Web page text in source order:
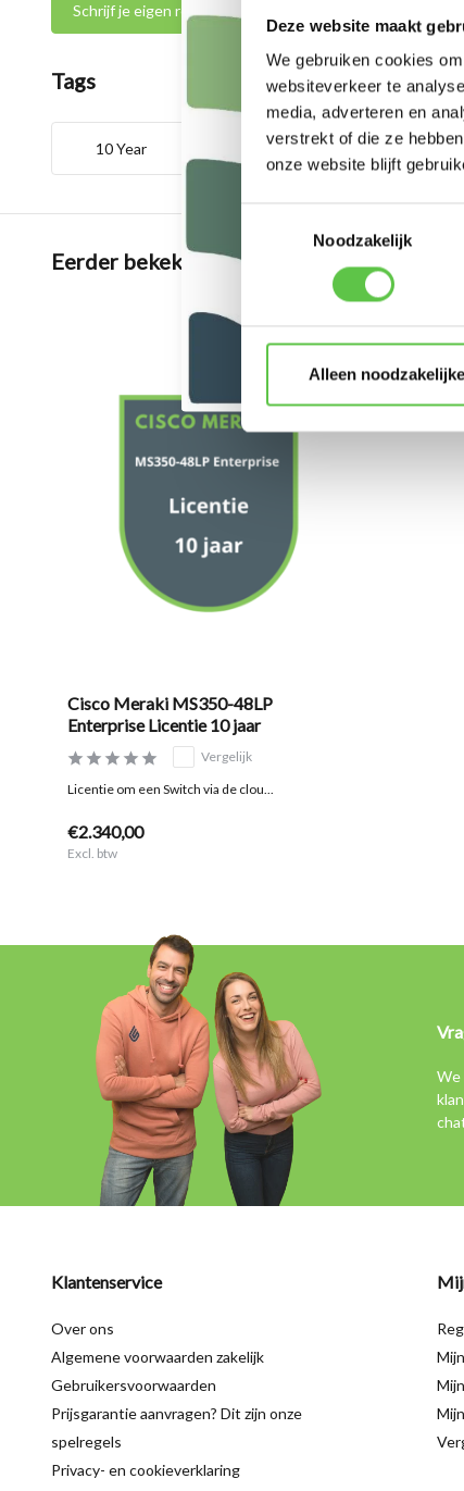
Deze website maakt
We gebruiken cookies
websiteverkeer te
media, adverteren en
verstrekt of die ze
onze website blijft
Noodzakelijk
Alleen
Schrijf je eigen review
Tags
10 Year Enterprise LIC-
Eerder bekeken
Cisco Meraki MS350-48LP
Enterprise Licentie 10 jaar
Vergelijk
Licentie om een Switch via de clou...
€2.340,00
Excl. btw
We
Klantenservice
Over ons
Algemene voorwaarden zakelijk
Gebruikersvoorwaarden
Prijsgarantie aanvragen? Dit zijn onze
spelregels
Privacy- en cookieverklaring